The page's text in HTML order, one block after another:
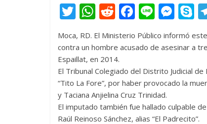
T
itt
er
W
h
at
s
A
p
p
R
d
di
t
F
ac
e
o
o
k
Li
e
M
ss
n
g
er
S
y
e
Moca, RD. El Ministerio Público informó
contra un hombre acusado de asesinar a
Espaillat, en 2014.
El Tribunal Colegiado del Distrito Judicial
“Tito La Fore”, por haber provocado la
y Taciana Anjielina Cruz Trinidad.
El imputado también fue hallado culpable
Raúl Reinoso Sánchez, alias “El Padrecito”.